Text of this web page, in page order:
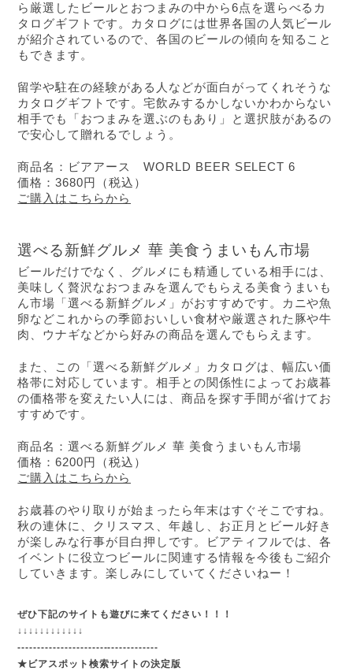
ら厳選したビールとおつまみの中から6点を選らべるカ
タログギフトです。カタログには世界各国の人気ビール
が紹介されているので、各国のビールの傾向を知ること
もできます。
留学や駐在の経験がある人などが面白がってくれそうな
カタログギフトです。宅飲みするかしないかわからない
相手でも「おつまみを選ぶのもあり」と選択肢があるの
で安心して贈れるでしょう。
商品名：ビアアース　WORLD BEER SELECT 6
価格：3680円（税込）
ご購入はこちらから
選べる新鮮グルメ 華 美食うまいもん市場
ビールだけでなく、グルメにも精通している相手には、
美味しく贅沢なおつまみを選んでもらえる美食うまいも
ん市場「選べる新鮮グルメ」がおすすめです。カニや魚
卵などこれからの季節おいしい食材や厳選された豚や牛
肉、ウナギなどから好みの商品を選んでもらえます。
また、この「選べる新鮮グルメ」カタログは、幅広い価
格帯に対応しています。相手との関係性によってお歳暮
の価格帯を変えたい人には、商品を探す手間が省けてお
すすめです。
商品名：選べる新鮮グルメ 華 美食うまいもん市場
価格：6200円（税込）
ご購入はこちらから
お歳暮のやり取りが始まったら年末はすぐそこですね。
秋の連休に、クリスマス、年越し、お正月とビール好き
が楽しみな行事が目白押しです。ビアティフルでは、各
イベントに役立つビールに関連する情報を今後もご紹介
していきます。楽しみにしていてくださいねー！
ぜひ下記のサイトも遊びに来てください！！！
↓ ↓ ↓ ↓ ↓ ↓ ↓ ↓ ↓ ↓ ↓ ↓
------------------------------------
★ビアスポット検索サイトの決定版